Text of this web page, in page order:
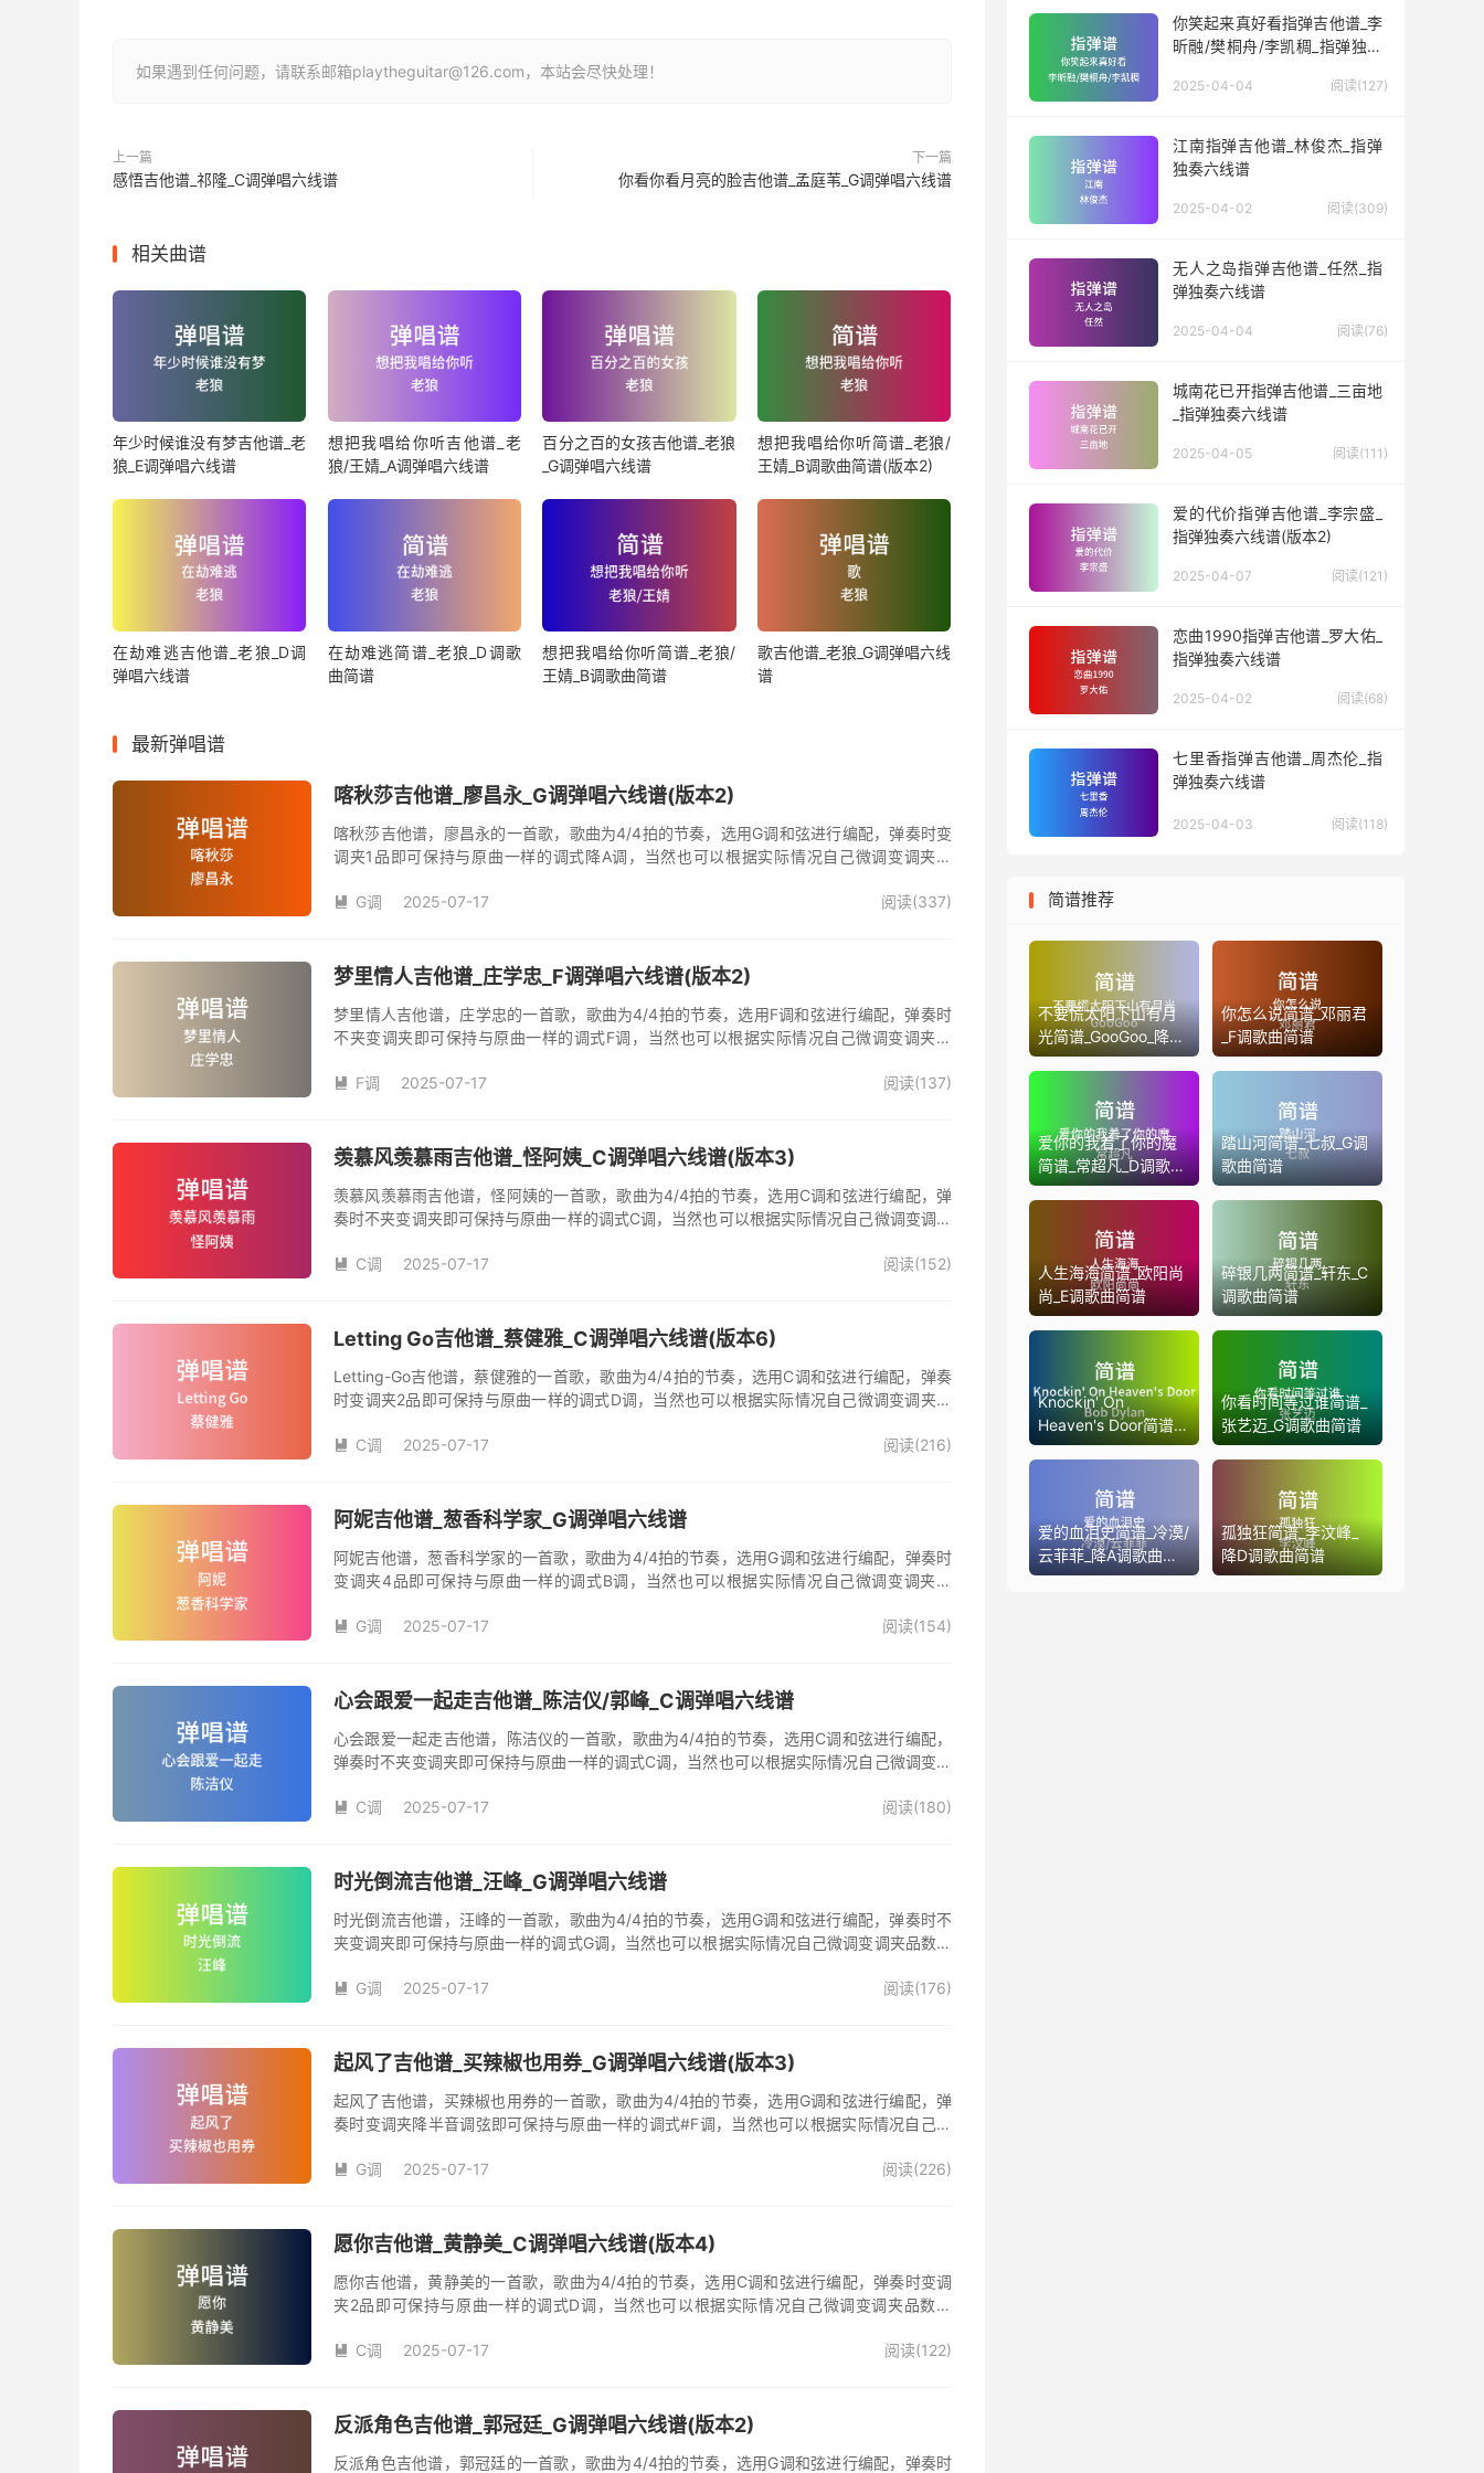
如果遇到任何问题，请联系邮箱playtheguitar@126.com，本站会尽快处理！
上一篇
感悟吉他谱_祁隆_C调弹唱六线谱
下一篇
你看你看月亮的脸吉他谱_孟庭苇_G调弹唱六线谱
相关曲谱
年少时候谁没有梦吉他谱_老
狼_E调弹唱六线谱
想把我唱给你听吉他谱_老
狼/王婧_A调弹唱六线谱
百分之百的女孩吉他谱_老狼
_G调弹唱六线谱
想把我唱给你听简谱_老狼/
王婧_B调歌曲简谱(版本2)
在劫难逃吉他谱_老狼_D调
弹唱六线谱
在劫难逃简谱_老狼_D调歌
曲简谱
想把我唱给你听简谱_老狼/
王婧_B调歌曲简谱
歌吉他谱_老狼_G调弹唱六线
谱
最新弹唱谱
喀秋莎吉他谱_廖昌永_G调弹唱六线谱(版本2)
喀秋莎吉他谱，廖昌永的一首歌，歌曲为4/4拍的节奏，选用G调和弦进行编配，弹奏时变
调夹1品即可保持与原曲一样的调式降A调，当然也可以根据实际情况自己微调变调夹品
 G调 2025-07-17 阅读(337)
梦里情人吉他谱_庄学忠_F调弹唱六线谱(版本2)
梦里情人吉他谱，庄学忠的一首歌，歌曲为4/4拍的节奏，选用F调和弦进行编配，弹奏时
不夹变调夹即可保持与原曲一样的调式F调，当然也可以根据实际情况自己微调变调夹品
人》是由庄学忠演唱的一首经典歌曲。本吉他谱根据原版F调指法编配，完整的前奏、间奏
 F调 2025-07-17 阅读(137)
羡慕风羡慕雨吉他谱_怪阿姨_C调弹唱六线谱(版本3)
羡慕风羡慕雨吉他谱，怪阿姨的一首歌，歌曲为4/4拍的节奏，选用C调和弦进行编配，弹
奏时不夹变调夹即可保持与原曲一样的调式C调，当然也可以根据实际情况自己微调变调夹
姨演唱的歌曲《羡慕风羡慕雨》原版吉他谱，完整的前奏、间奏、尾奏solo编配，精编完美
 C调 2025-07-17 阅读(152)
Letting Go吉他谱_蔡健雅_C调弹唱六线谱(版本6)
Letting-Go吉他谱，蔡健雅的一首歌，歌曲为4/4拍的节奏，选用C调和弦进行编配，弹奏
时变调夹2品即可保持与原曲一样的调式D调，当然也可以根据实际情况自己微调变调夹品
 C调 2025-07-17 阅读(216)
阿妮吉他谱_葱香科学家_G调弹唱六线谱
阿妮吉他谱，葱香科学家的一首歌，歌曲为4/4拍的节奏，选用G调和弦进行编配，弹奏时
变调夹4品即可保持与原曲一样的调式B调，当然也可以根据实际情况自己微调变调夹品
 G调 2025-07-17 阅读(154)
心会跟爱一起走吉他谱_陈洁仪/郭峰_C调弹唱六线谱
心会跟爱一起走吉他谱，陈洁仪的一首歌，歌曲为4/4拍的节奏，选用C调和弦进行编配，
弹奏时不夹变调夹即可保持与原曲一样的调式C调，当然也可以根据实际情况自己微调变调
本吉他谱是根据陈洁仪、郭峰演唱的《心会跟爱一起走》歌曲原版编配，完整的前奏、间
 C调 2025-07-17 阅读(180)
时光倒流吉他谱_汪峰_G调弹唱六线谱
时光倒流吉他谱，汪峰的一首歌，歌曲为4/4拍的节奏，选用G调和弦进行编配，弹奏时不
夹变调夹即可保持与原曲一样的调式G调，当然也可以根据实际情况自己微调变调夹品数。
汪峰创作并演唱的歌曲，收录在他2005年发行的专辑《怒放的生命》中 。本吉他谱根据原
 G调 2025-07-17 阅读(176)
起风了吉他谱_买辣椒也用券_G调弹唱六线谱(版本3)
起风了吉他谱，买辣椒也用券的一首歌，歌曲为4/4拍的节奏，选用G调和弦进行编配，弹
奏时变调夹降半音调弦即可保持与原曲一样的调式#F调，当然也可以根据实际情况自己微
域部分，原曲太高，大部分人唱不上去，原调#F，所以选G调指法编配，降半音为原调。在
版，略难一点，但是多加练习就能拿下来，可以试着挑战一下。不想练的可以省略。歌词反
 G调 2025-07-17 阅读(226)
愿你吉他谱_黄静美_C调弹唱六线谱(版本4)
愿你吉他谱，黄静美的一首歌，歌曲为4/4拍的节奏，选用C调和弦进行编配，弹奏时变调
夹2品即可保持与原曲一样的调式D调，当然也可以根据实际情况自己微调变调夹品数。
 C调 2025-07-17 阅读(122)
反派角色吉他谱_郭冠廷_G调弹唱六线谱(版本2)
反派角色吉他谱，郭冠廷的一首歌，歌曲为4/4拍的节奏，选用G调和弦进行编配，弹奏时
你笑起来真好看指弹吉他谱_李
昕融/樊桐舟/李凯稠_指弹独奏
2025-04-04 阅读(127)
江南指弹吉他谱_林俊杰_指弹
独奏六线谱
2025-04-02 阅读(309)
无人之岛指弹吉他谱_任然_指
弹独奏六线谱
2025-04-04 阅读(76)
城南花已开指弹吉他谱_三亩地
_指弹独奏六线谱
2025-04-05 阅读(111)
爱的代价指弹吉他谱_李宗盛_
指弹独奏六线谱(版本2)
2025-04-07 阅读(121)
恋曲1990指弹吉他谱_罗大佑_
指弹独奏六线谱
2025-04-02 阅读(68)
七里香指弹吉他谱_周杰伦_指
弹独奏六线谱
2025-04-03 阅读(118)
简谱推荐
不要慌太阳下山有月
光简谱_GooGoo_降G
调歌曲简谱
你怎么说简谱_邓丽君
_F调歌曲简谱
爱你的我着了你的魔
简谱_常超凡_D调歌曲
简谱
踏山河简谱_七叔_G调
歌曲简谱
人生海海简谱_欧阳尚
尚_E调歌曲简谱
碎银几两简谱_轩东_C
调歌曲简谱
Knockin' On
Heaven's Door简谱
_Bob Dylan_G调歌曲
你看时间等过谁简谱_
张艺迈_G调歌曲简谱
爱的血泪史简谱_冷漠/
云菲菲_降A调歌曲简
谱
孤独狂简谱_李汶峰_
降D调歌曲简谱